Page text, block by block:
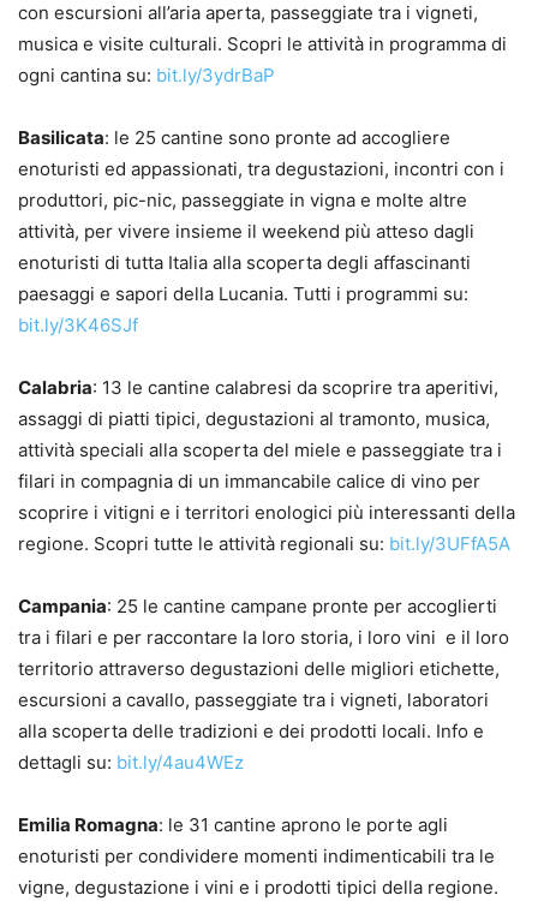
con escursioni all’aria aperta, passeggiate tra i vigneti,
musica e visite culturali. Scopri le attività in programma di
ogni cantina su: bit.ly/3ydrBaP
Basilicata: le 25 cantine sono pronte ad accogliere
enoturisti ed appassionati, tra degustazioni, incontri con i
produttori, pic-nic, passeggiate in vigna e molte altre
attività, per vivere insieme il weekend più atteso dagli
enoturisti di tutta Italia alla scoperta degli affascinanti
paesaggi e sapori della Lucania. Tutti i programmi su:
bit.ly/3K46SJf
Calabria: 13 le cantine calabresi da scoprire tra aperitivi,
assaggi di piatti tipici, degustazioni al tramonto, musica,
attività speciali alla scoperta del miele e passeggiate tra i
filari in compagnia di un immancabile calice di vino per
scoprire i vitigni e i territori enologici più interessanti della
regione. Scopri tutte le attività regionali su: bit.ly/3UFfA5A
Campania: 25 le cantine campane pronte per accoglierti
tra i filari e per raccontare la loro storia, i loro vini e il loro
territorio attraverso degustazioni delle migliori etichette,
escursioni a cavallo, passeggiate tra i vigneti, laboratori
alla scoperta delle tradizioni e dei prodotti locali. Info e
dettagli su: bit.ly/4au4WEz
Emilia Romagna: le 31 cantine aprono le porte agli
enoturisti per condividere momenti indimenticabili tra le
vigne, degustazione i vini e i prodotti tipici della regione.